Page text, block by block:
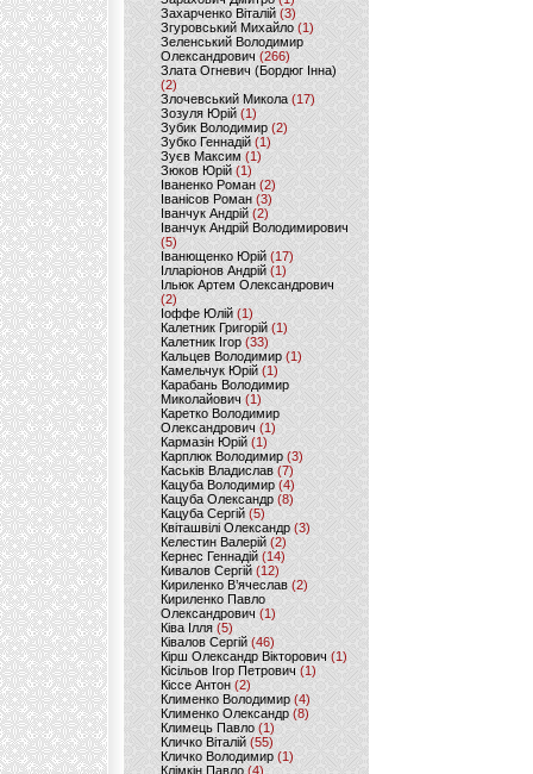
Захарченко Віталій (3)
Згуровський Михайло (1)
Зеленський Володимир
Олександрович (266)
Злата Огневич (Бордюг Інна)
(2)
Злочевський Микола(17)
Зозуля Юрій (1)
Зубик Володимир (2)
Зубко Геннадій (1)
Зуєв Максим(1)
Зюков Юрій (1)
Іваненко Роман (2)
Іванісов Роман (3)
Іванчук Андрій(2)
Іванчук Андрій Володимирович
(5)
Іванющенко Юрій (17)
Ілларіонов Андрій (1)
Ільюк Артем Олександрович
(2)
Іоффе Юлій (1)
Калетник Григорій(1)
Калетник Ігор (33)
Кальцев Володимир(1)
Камельчук Юрій (1)
Карабань Володимир
Миколайович (1)
Каретко Володимир
Олександрович (1)
Кармазін Юрій(1)
Карплюк Володимир(3)
Каськів Владислав (7)
Кацуба Володимир (4)
Кацуба Олександр (8)
Кацуба Сергій (5)
Квіташвілі Олександр(3)
Келестин Валерій(2)
Кернес Геннадій (14)
Кивалов Сергій (12)
Кириленко В’ячеслав (2)
Кириленко Павло
Олександрович (1)
Ківа Ілля (5)
Ківалов Сергій(46)
Кірш Олександр Вікторович (1)
Кісільов Ігор Петрович (1)
Кіссе Антон (2)
Клименко Володимир(4)
Клименко Олександр (8)
Климець Павло (1)
Кличко Віталій(55)
Кличко Володимир (1)
Клімкін Павло (4)